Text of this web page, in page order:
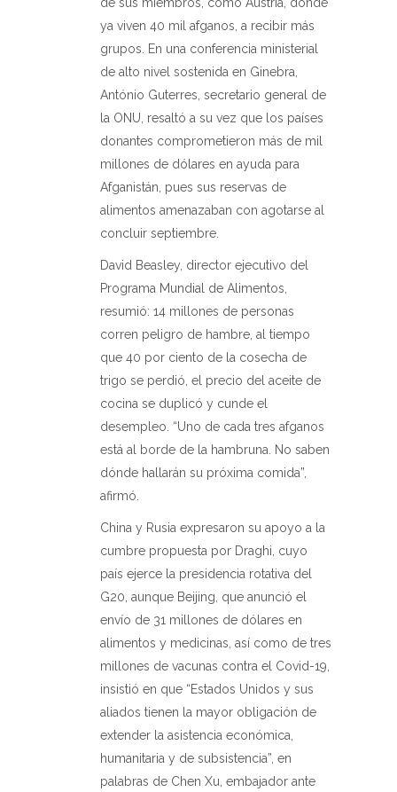
ya viven 40 mil afganos, a recibir más
grupos. En una conferencia ministerial
de alto nivel sostenida en Ginebra,
António Guterres, secretario general de
la ONU, resaltó a su vez que los países
donantes comprometieron más de mil
millones de dólares en ayuda para
Afganistán, pues sus reservas de
alimentos amenazaban con agotarse al
concluir septiembre.
David Beasley, director ejecutivo del
Programa Mundial de Alimentos,
resumió: 14 millones de personas
corren peligro de hambre, al tiempo
que 40 por ciento de la cosecha de
trigo se perdió, el precio del aceite de
cocina se duplicó y cunde el
desempleo. “Uno de cada tres afganos
está al borde de la hambruna. No saben
dónde hallarán su próxima comida”,
afirmó.
China y Rusia expresaron su apoyo a la
cumbre propuesta por Draghi, cuyo
país ejerce la presidencia rotativa del
G20, aunque Beijing, que anunció el
envío de 31 millones de dólares en
alimentos y medicinas, así como de tres
millones de vacunas contra el Covid-19,
insistió en que “Estados Unidos y sus
aliados tienen la mayor obligación de
extender la asistencia económica,
humanitaria y de subsistencia”, en
palabras de Chen Xu, embajador ante